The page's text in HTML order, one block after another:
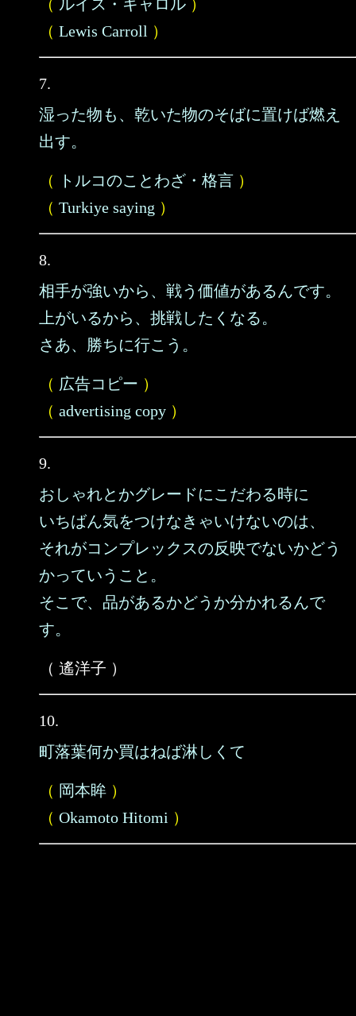
（ ルイス・キャロル ）
（ Lewis Carroll ）
7.
湿った物も、乾いた物のそばに置けば燃え
出す。
（ トルコのことわざ・格言 ）
（ Turkiye saying ）
8.
相手が強いから、戦う価値があるんです。
上がいるから、挑戦したくなる。
さあ、勝ちに行こう。
（ 広告コピー ）
（ advertising copy ）
9.
おしゃれとかグレードにこだわる時に
いちばん気をつけなきゃいけないのは、
それがコンプレックスの反映でないかどう
かっていうこと。
そこで、品があるかどうか分かれるんで
す。
（ 遙洋子 ）
10.
町落葉何か買はねば淋しくて
（ 岡本眸 ）
（ Okamoto Hitomi ）